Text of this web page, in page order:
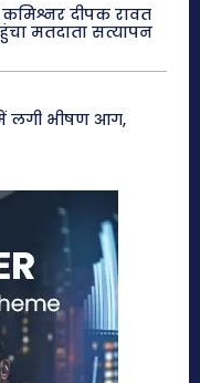
दीपक रावत
मतदाता सत्यापन
लगी भीषण आग,